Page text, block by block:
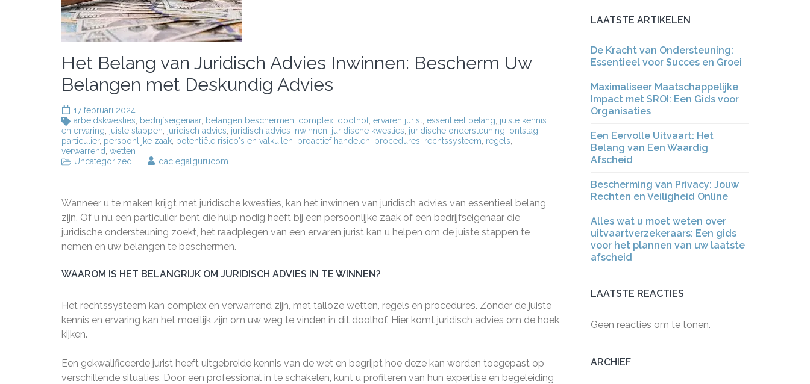
Het Belang van Juridisch Advies Inwinnen: Bescherm Uw
Belangen met Deskundig Advies
17 februari 2024
arbeidskwesties
bedrijfseigenaar, belangen beschermen complex doolhof, ervaren jurist essentieel belang juiste kennis
en ervaring juiste stappen juridisch advies juridisch advies inwinnen juridische kwesties juridische ondersteuning ontslag
particulier, persoonlijke zaak potentiële risico's en valkuilen proactief handelen procedures rechtssysteem regels
verwarrend wetten
Uncategorized
daclegalgurucom
Wanneer u te maken krijgt met juridische kwesties, kan het inwinnen van juridisch advies van essentieel belang
zijn. Of u nu een particulier bent die hulp nodig heeft bij een persoonlijke zaak of een bedrijfseigenaar die
juridische ondersteuning zoekt, het raadplegen van een ervaren jurist kan u helpen om de juiste stappen te
nemen en uw belangen te beschermen.
WAAROM IS HET BELANGRIJK OM JURIDISCH ADVIES IN TE WINNEN?
Het rechtssysteem kan complex en verwarrend zijn, met talloze wetten, regels en procedures. Zonder de juiste
kennis en ervaring kan het moeilijk zijn om uw weg te vinden in dit doolhof. Hier komt juridisch advies om de hoek
kijken.
Een gekwalificeerde jurist heeft uitgebreide kennis van de wet en begrijpt hoe deze kan worden toegepast op
verschillende situaties. Door een professional in te schakelen, kunt u profiteren van hun expertise en begeleiding
LAATSTE ARTIKELEN
De Kracht van Ondersteuning:
Essentieel voor Succes en Groei
Maximaliseer Maatschappelijke
Impact met SROI: Een Gids voor
Organisaties
Een Eervolle Uitvaart: Het
Belang van Een Waardig
Afscheid
Bescherming van Privacy: Jouw
Rechten en Veiligheid Online
Alles wat u moet weten over
uitvaartverzekeraars: Een gids
voor het plannen van uw laatste
afscheid
LAATSTE REACTIES
Geen reacties om te tonen.
ARCHIEF